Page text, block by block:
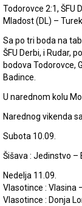
Todorovce 2:1, ŠFU
Mladost (DL) –
Sa po tri boda na
ŠFU Derbi, i Rudar,
bodova Todorovce,
Badince.
U narednom kolu
Narednog vikenda
Subota 10.09.
Šišava : Jedinstvo –
Nedelja 11.09.
Vlasotince : Vlasina
Vlasotince : Donja